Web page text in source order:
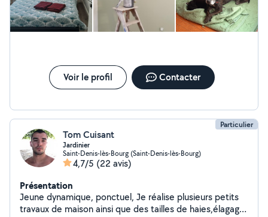
Voir le profil Contacter
Particulier
Tom Cuisant
Jardinier
Saint-Denis-lès-Bourg (Saint-Denis-lès-Bourg)
4,7/5 (22 avis)
Présentation
Jeune dynamique, ponctuel, Je réalise plusieurs petits
travaux de maison ainsi que des tailles de haies,élagage,